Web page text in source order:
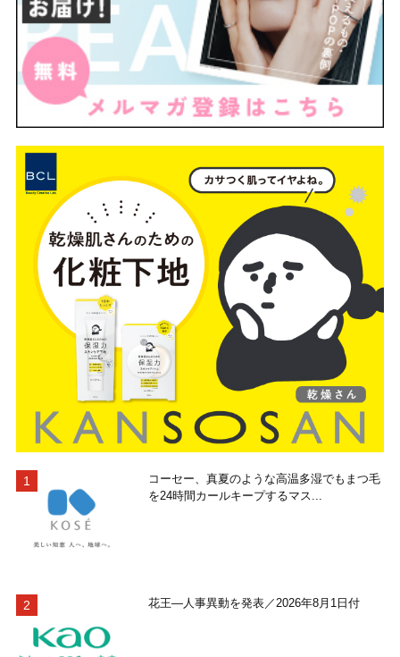
コーセー、真夏のような高温多湿でもまつ毛
を24時間カールキープするマス...
花王―人事異動を発表／2026年8月1日付